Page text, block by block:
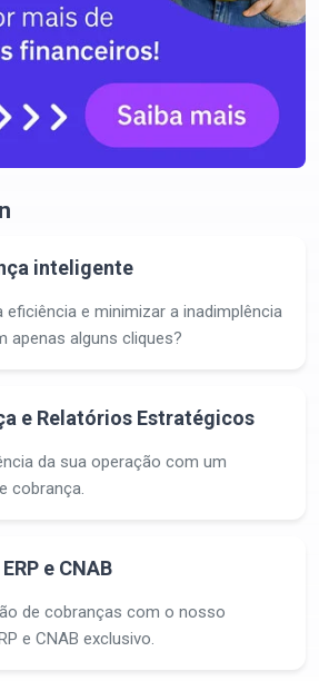
inteligente
eficiência e minimizar a inadimplência
apenas alguns cliques?
e Relatórios Estratégicos
da sua operação com um
cobrança.
e CNAB
de cobranças com o nosso
e CNAB exclusivo.